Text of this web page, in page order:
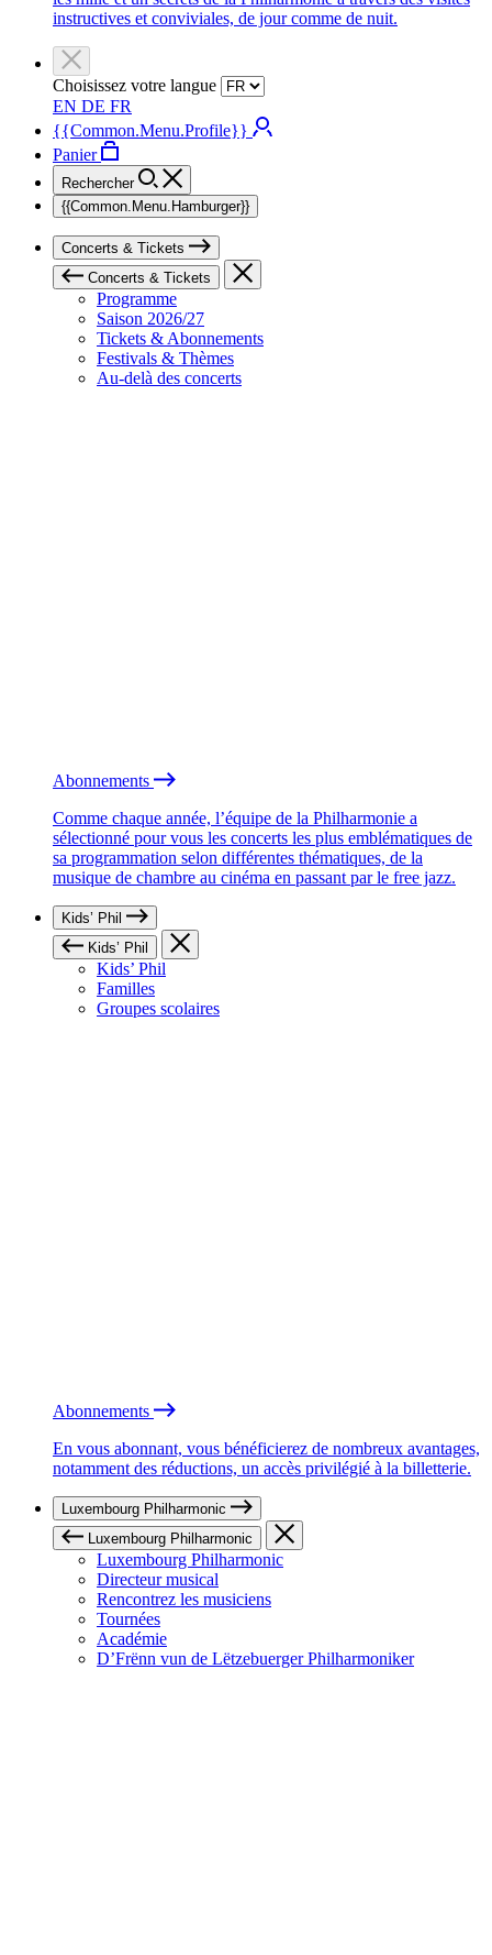
instructives et conviviales, de jour comme de nuit.
Choisissez votre langue
EN DE FR
{{Common.Menu.Profile}}
Panier
Rechercher
{{Common.Menu.Hamburger}}
Concerts & Tickets
Concerts & Tickets
Programme
Saison 2026/27
Tickets & Abonnements
Festivals & Thèmes
Au-delà des concerts
Abonnements
Comme chaque année, l’équipe de la Philharmonie a
sélectionné pour vous les concerts les plus emblématiques de
sa programmation selon différentes thématiques, de la
musique de chambre au cinéma en passant par le free jazz.
Kids’ Phil
Kids’ Phil
Kids’ Phil
Familles
Groupes scolaires
Abonnements
En vous abonnant, vous bénéficierez de nombreux avantages,
notamment des réductions, un accès privilégié à la billetterie.
Luxembourg Philharmonic
Luxembourg Philharmonic
Luxembourg Philharmonic
Directeur musical
Rencontrez les musiciens
Tournées
Académie
D’Frënn vun de Lëtzebuerger Philharmoniker